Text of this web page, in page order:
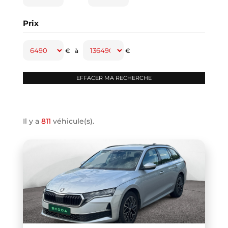
CLASSE A (1)
CLIO IV (1)
COMPASS
COOPER F67 (1)
COUPE R58 (1)
CRAFTER VAN (1)
DB11 COUPE (1)
Prix
€ à €
Il y a 811 véhicule(s).